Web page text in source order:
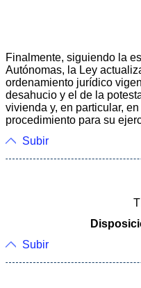
Finalmente, siguiendo la
Autónomas, la Ley
ordenamiento jurídico
desahucio y el de la
vivienda y, en particular,
procedimiento para su
Subir
Subir